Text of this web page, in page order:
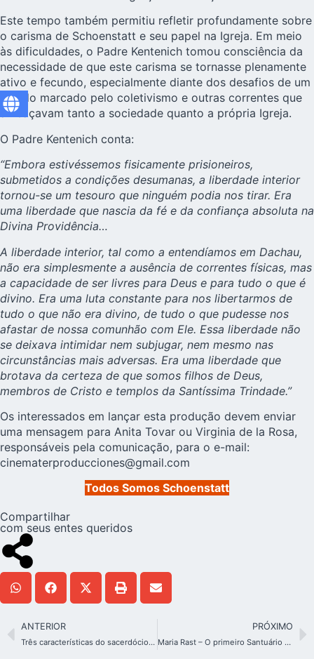
Este tempo também permitiu refletir profundamente sobre
o carisma de Schoenstatt e seu papel na Igreja. Em meio
às dificuldades, o Padre Kentenich tomou consciência da
necessidade de que este carisma se tornasse plenamente
ativo e fecundo, especialmente diante dos desafios de um
mundo marcado pelo coletivismo e outras correntes que
ameaçavam tanto a sociedade quanto a própria Igreja.
O Padre Kentenich conta:
“Embora estivéssemos fisicamente prisioneiros,
submetidos a condições desumanas, a liberdade interior
tornou-se um tesouro que ninguém podia nos tirar. Era
uma liberdade que nascia da fé e da confiança absoluta na
Divina Providência…
A liberdade interior, tal como a entendíamos em Dachau,
não era simplesmente a ausência de correntes físicas, mas
a capacidade de ser livres para Deus e para tudo o que é
divino. Era uma luta constante para nos libertarmos de
tudo o que não era divino, de tudo o que pudesse nos
afastar de nossa comunhão com Ele. Essa liberdade não
se deixava intimidar nem subjugar, nem mesmo nas
circunstâncias mais adversas. Era uma liberdade que
brotava da certeza de que somos filhos de Deus,
membros de Cristo e templos da Santíssima Trindade.”
Os interessados em lançar esta produção devem enviar
uma mensagem para Anita Tovar ou Virginia de la Rosa,
responsáveis pela comunicação, para o e-mail:
cinematerproducciones@gmail.com
Todos Somos Schoenstatt
Compartilhar
com seus entes queridos
ANTERIOR
Três características do sacerdócio para os desafios atuais
PRÓXIMO
Maria Rast – O primeiro Santuário Filial da Europa celebra 75 anos